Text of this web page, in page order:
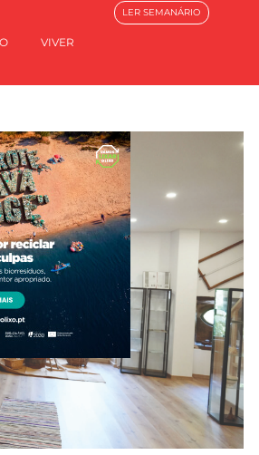
VIVER
LER SEMANÁRIO